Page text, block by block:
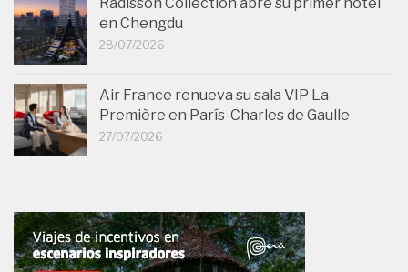
en Chengdu
28/07/2026
Air France renueva su sala VIP La
Première en París-Charles de Gaulle
27/07/2026